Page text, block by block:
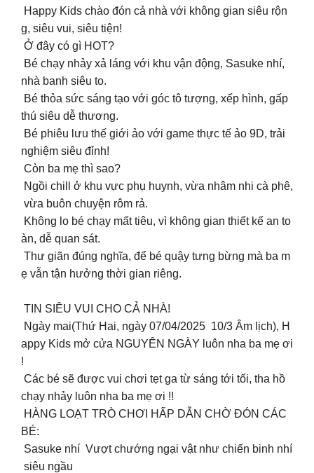
Happy Kids chào đón cả nhà với không gian siêu rộn
g, siêu vui, siêu tiện!
Ở đây có gì HOT?
‍️ Bé chạy nhảy xả láng với khu vận động, Sasuke nhí,
nhà banh siêu to.
Bé thỏa sức sáng tạo với góc tô tượng, xếp hình, gấp
thú siêu dễ thương.
Bé phiêu lưu thế giới ảo với game thực tế ảo 9D, trải
nghiệm siêu đỉnh!
‍️ Còn ba mẹ thì sao?
Ngồi chill ở khu vực phụ huynh, vừa nhâm nhi cà phê,
vừa buôn chuyện rôm rả.
Không lo bé chạy mất tiêu, vì không gian thiết kế an to
àn, dễ quan sát.
Thư giãn đúng nghĩa, để bé quậy tưng bừng mà ba m
ẹ vẫn tận hưởng thời gian riêng.
TIN SIÊU VUI CHO CẢ NHÀ!
Ngày mai(Thứ Hai, ngày 07/04/2025 10/3 Âm lịch), H
appy Kids mở cửa NGUYÊN NGÀY luôn nha ba mẹ ơi
!
Các bé sẽ được vui chơi tẹt ga từ sáng tới tối, tha hồ
chạy nhảy luôn nha ba mẹ ơi !! ️
HÀNG LOẠT TRÒ CHƠI HẤP DẪN CHỜ ĐÓN CÁC
BÉ:
‍️ Sasuke nhí Vượt chướng ngại vật như chiến binh nhí
siêu ngầu